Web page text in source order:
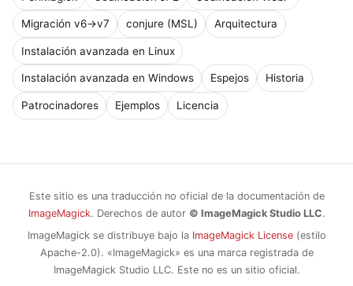
Migración v6→v7 conjure (MSL) Arquitectura
Instalación avanzada en Linux
Instalación avanzada en Windows Espejos Historia
Patrocinadores Ejemplos Licencia
Este sitio es una traducción no oficial de la documentación de
ImageMagick. Derechos de autor © ImageMagick Studio LLC.
ImageMagick se distribuye bajo la ImageMagick License(estilo
Apache-2.0). «ImageMagick» es una marca registrada de
ImageMagick Studio LLC. Este no es un sitio oficial.